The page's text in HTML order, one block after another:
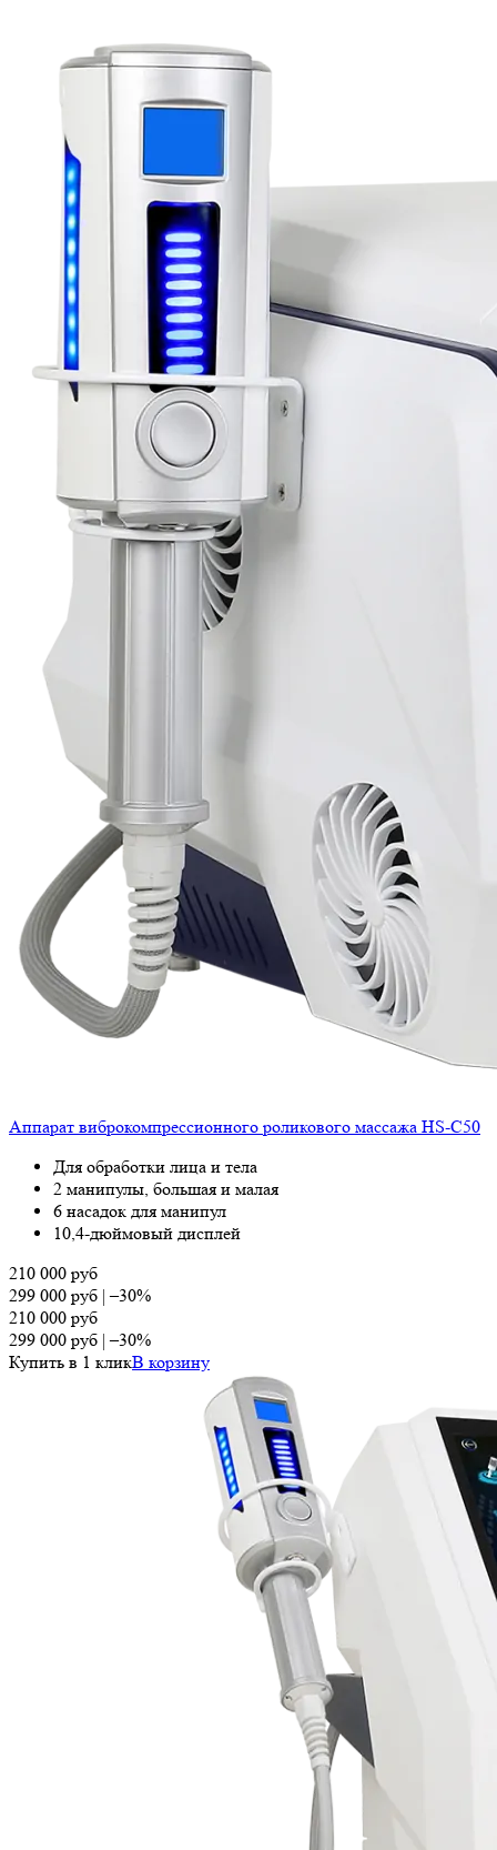
Аппарат виброкомпрессионного роликового массажа HS-C50
Для обработки лица и тела
2 манипулы, большая и малая
6 насадок для манипул
10,4-дюймовый дисплей
210 000 руб
299 000 руб |–30%
210 000 руб
299 000 руб |–30%
Купить в 1 кликВ корзину